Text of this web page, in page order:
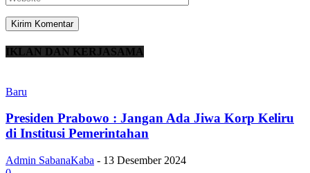
IKLAN DAN KERJASAMA
Baru
Presiden Prabowo : Jangan Ada Jiwa Korp Keliru
di Institusi Pemerintahan
Admin SabanaKaba - 13 Desember 2024